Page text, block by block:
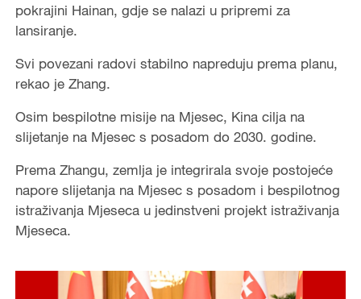
pokrajini Hainan, gdje se nalazi u pripremi za
lansiranje.
Svi povezani radovi stabilno napreduju prema planu,
rekao je Zhang.
Osim bespilotne misije na Mjesec, Kina cilja na
slijetanje na Mjesec s posadom do 2030. godine.
Prema Zhangu, zemlja je integrirala svoje postojeće
napore slijetanja na Mjesec s posadom i bespilotnog
istraživanja Mjeseca u jedinstveni projekt istraživanja
Mjeseca.